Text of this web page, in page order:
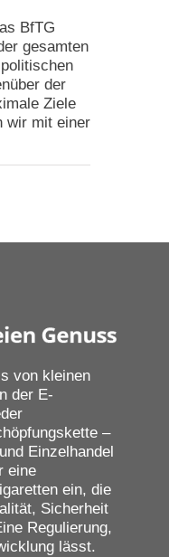
BfTG
gesamten
der
Ziele
wir mit einer
von kleinen
der E-
–
Einzelhandel
eine
ein, die
Sicherheit
Regulierung,
lässt.